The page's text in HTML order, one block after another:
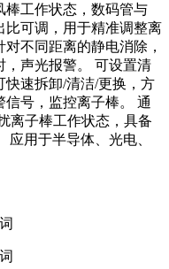
棒工作状态，数码管与
可调，用于精准调整离
不同距离的静电消除，
，声光报警。 可设置清
速拆卸/清洁/更换，方
号，监控离子棒。 通
离子棒工作状态，具备
用于半导体、光电、